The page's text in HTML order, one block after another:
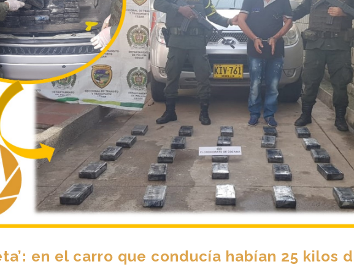
en el carro que conducía habían 25 kilos